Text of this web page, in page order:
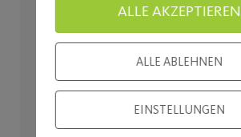
Süd
Alter 10 – 25
Wochentag Montag
18:00 – 20:00
ALLE AKZEPTIEREN
ALLE ABLEHNEN
EINSTELLUNGEN